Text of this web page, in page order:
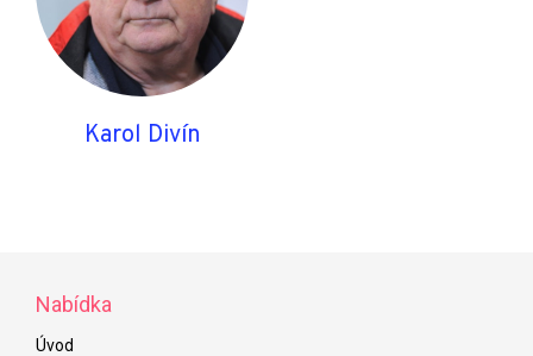
Karol Divín
Nabídka
Úvod